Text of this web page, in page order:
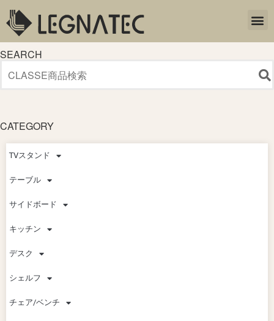
SEARCH
CATEGORY
TVスタンド
テーブル
サイドボード
キッチン
デスク
シェルフ
チェア/ベンチ